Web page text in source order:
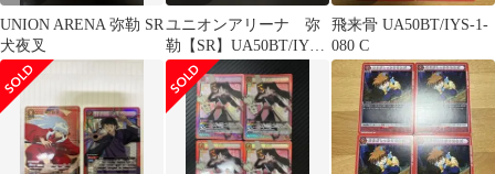
UNION ARENA 弥勒 SR
犬夜叉
ユニオンアリーナ 弥
勒【SR】UA50BT/IYS-
1-071
飛来骨 UA50BT/IYS-1-
080 C